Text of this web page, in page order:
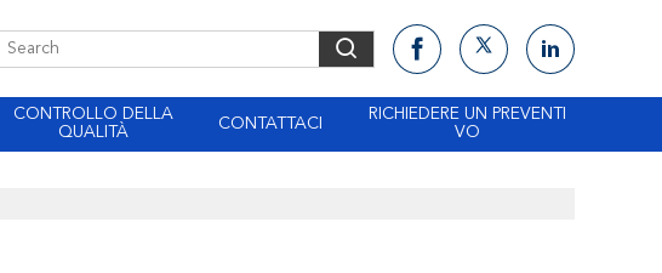
CONTROLLO DELLA
QUALITÀ
CONTATTACI
RICHIEDERE UN PREVENTI
VO